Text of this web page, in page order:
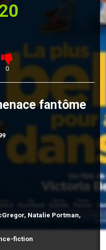
0
fantôme
Natalie Portman,
fiction